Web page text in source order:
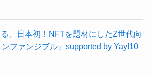
、日本初！NFTを題材にしたZ世代向
ファンジブル』supported by Yay!10